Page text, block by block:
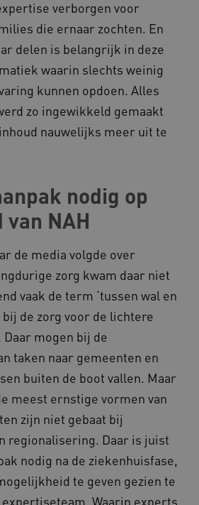
verborgen voor
die ernaar zochten. En
delen is belangrijk in deze
waarin slechts weinig
kunnen opdoen. Alles
zo ingewikkeld gemaakt
nauwelijks meer uit te
nodig op
NAH
de media volgde over
zorg kwam daar niet
vaak de term ‘tussen wal en
bij de zorg voor de lichtere
mogen bij de
taken naar gemeenten en
buiten de boot vallen. Maar
meest ernstige vormen van
zijn niet gebaat bij
regionalisering. Daar is juist
nodig na de ziekenhuisfase,
te geven gezien te
Waarin experts
Cloudflare Inc.
.vimeo.com
vilans.blueconic.net
Microsoft Corporation
.www.kennispleingehandicaptensector.nl
CookieScript
www.kennispleingehandicaptensector.nl
Google Privacy Policy